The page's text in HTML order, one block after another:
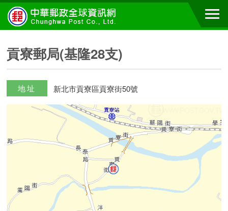
貢寮郵局(基隆28支)
地址 新北市貢寮區貢寮街50號